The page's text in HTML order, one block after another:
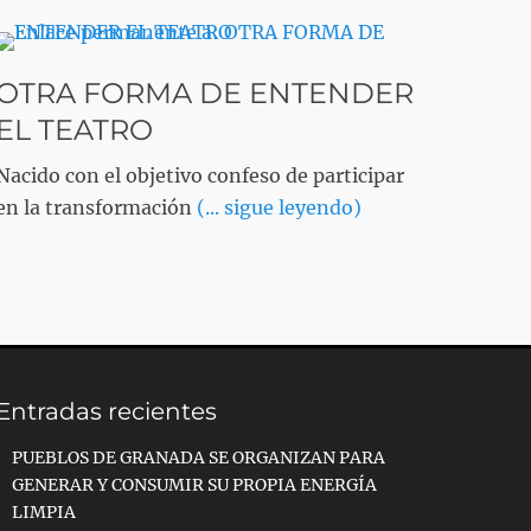
FORMA DE ENTENDER
TEATRO
con el objetivo confeso de participar
la transformación (... sigue leyendo)
recientes
PUEBLOS DE GRANADA SE ORGANIZAN PARA
GENERAR Y CONSUMIR SU PROPIA ENERGÍA
LIMPIA